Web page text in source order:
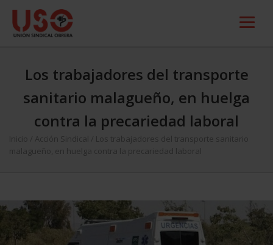
Los trabajadores del transporte
sanitario malagueño, en huelga
contra la precariedad laboral
Inicio Acción Sindical
Los trabajadores del transporte sanitario
malagueño, en huelga contra la precariedad laboral